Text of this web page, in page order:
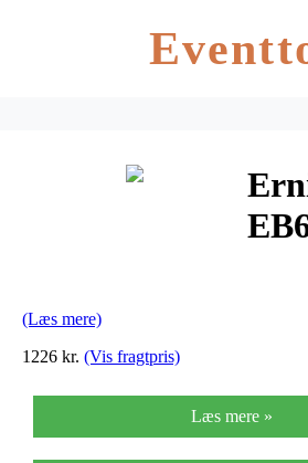
(Læs mere)
1226 kr. (Vis fragtpris)
Læs mere »